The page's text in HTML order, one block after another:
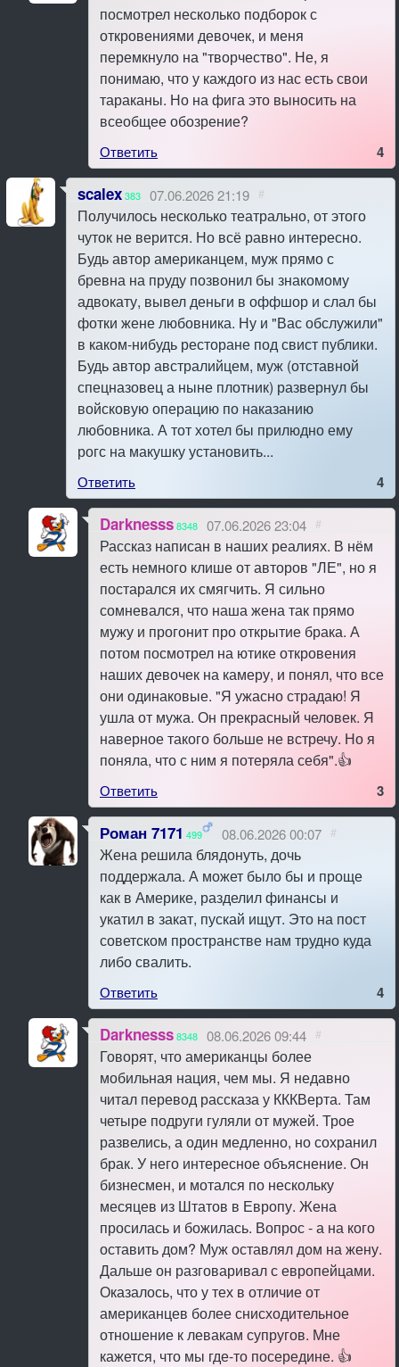
посмотрел несколько подборок с
откровениями девочек, и меня
перемкнуло на "творчество". Не, я
понимаю, что у каждого из нас есть свои
тараканы. Но на фига это выносить на
всеобщее обозрение?
Ответить 4
scalex383 07.06.2026 21:19 #
Получилось несколько театрально, от этого
чуток не верится. Но всё равно интересно.
Будь автор американцем, муж прямо с
бревна на пруду позвонил бы знакомому
адвокату, вывел деньги в оффшор и слал бы
фотки жене любовника. Ну и "Вас обслужили"
в каком-нибудь ресторане под свист публики.
Будь автор австралийцем, муж (отставной
спецназовец а ныне плотник) развернул бы
войсковую операцию по наказанию
любовника. А тот хотел бы прилюдно ему
рогс на макушку установить...
Ответить 4
Darknesss8348 07.06.2026 23:04 #
Рассказ написан в наших реалиях. В нём
есть немного клише от авторов "ЛЕ", но я
постарался их смягчить. Я сильно
сомневался, что наша жена так прямо
мужу и прогонит про открытие брака. А
потом посмотрел на ютике откровения
наших девочек на камеру, и понял, что все
они одинаковые. "Я ужасно страдаю! Я
ушла от мужа. Он прекрасный человек. Я
наверное такого больше не встречу. Но я
поняла, что с ним я потеряла себя".👍
Ответить 3
Роман 7171 499 08.06.2026 00:07 #
Жена решила блядонуть, дочь
поддержала. А может было бы и проще
как в Америке, разделил финансы и
укатил в закат, пускай ищут. Это на пост
советском пространстве нам трудно куда
либо свалить.
Ответить 4
Darknesss8348 08.06.2026 09:44 #
Говорят, что американцы более
мобильная нация, чем мы. Я недавно
читал перевод рассказа у КККВерта. Там
четыре подруги гуляли от мужей. Трое
развелись, а один медленно, но сохранил
брак. У него интересное объяснение. Он
бизнесмен, и мотался по нескольку
месяцев из Штатов в Европу. Жена
просилась и божилась. Вопрос - а на кого
оставить дом? Муж оставлял дом на жену.
Дальше он разговаривал с европейцами.
Оказалось, что у тех в отличие от
американцев более снисходительное
отношение к левакам супругов. Мне
кажется, что мы где-то посередине. 👍